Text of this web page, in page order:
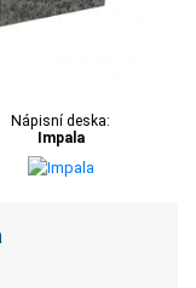
Nápisní deska:
Impala